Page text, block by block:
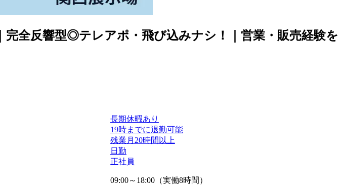
完全反響型◎テレアポ・飛び込みナシ！｜営業・販売経験を
長期休暇あり
19時までに退勤可能
残業月20時間以上
日勤
正社員
09:00～18:00（実働8時間）